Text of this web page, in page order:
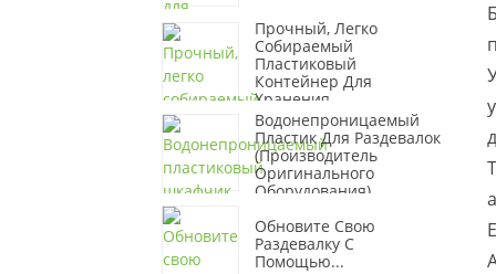
Прочный, Легко
Собираемый
Пластиковый
Контейнер Для
Хранения...
Водонепроницаемый
Пластик Для Раздевалок
(производитель
Оригинального
Оборудования)...
Обновите Свою
Раздевалку С
Помощью...